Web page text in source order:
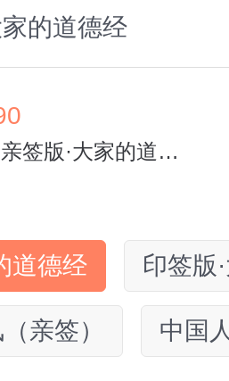
的道德经
亲签版·大家的道德经
道德经 印签版
亲签） 中国